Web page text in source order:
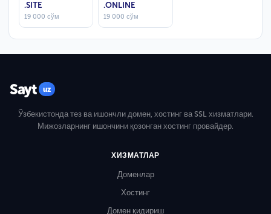
.SITE
19 000 сўм
.ONLINE
19 000 сўм
Sayt uz
Ўзбекистонда тез ва ишончли домен, хостинг ва SSL хизматлари.
Мижозларнинг ишончини қозонган хостинг провайдер.
ХИЗМАТЛАР
Доменлар
Хостинг
Домен қидириш